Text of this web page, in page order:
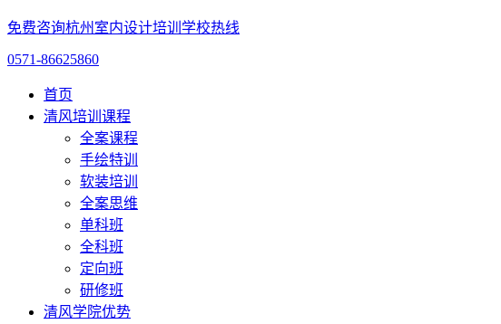
免费咨询杭州室内设计培训学校热线
0571-86625860
首页
清风培训课程
全案课程
手绘特训
软装培训
全案思维
单科班
全科班
定向班
研修班
清风学院优势